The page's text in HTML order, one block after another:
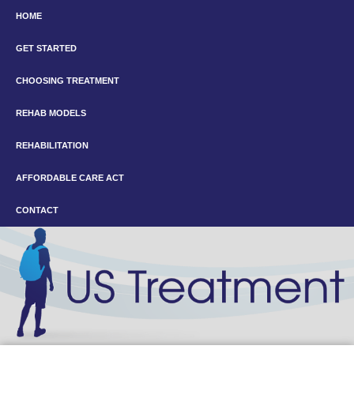
HOME
GET STARTED
CHOOSING TREATMENT
REHAB MODELS
REHABILITATION
AFFORDABLE CARE ACT
CONTACT